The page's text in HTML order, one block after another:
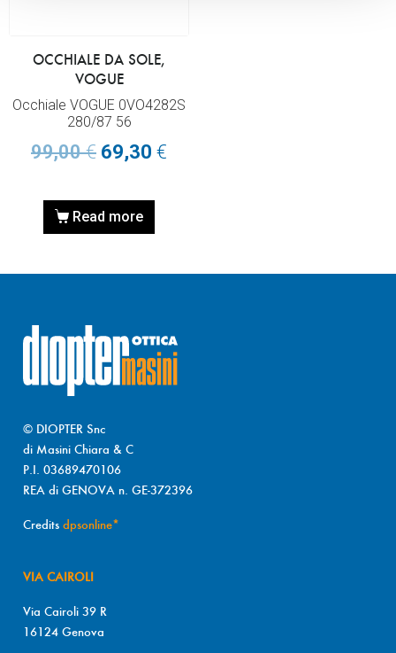
OCCHIALE DA SOLE,
VOGUE
Occhiale VOGUE 0VO4282S
280/87 56
99,00€ 69,30 €
Read more
© DIOPTER Snc
di Masini Chiara & C
P.I. 03689470106
REA di GENOVA n. GE-372396
Credits dpsonline*
VIA CAIROLI
Via Cairoli 39 R
16124 Genova